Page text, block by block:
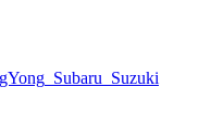
Subaru Suzuki